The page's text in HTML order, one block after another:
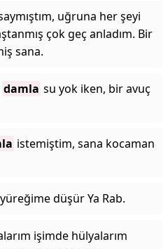
uğruna her şeyi
çok geç anladım. Bir
sana.
damla su yok iken, bir avuç
istemiştim, sana kocaman
yüreğime düşür Ya Rab.
işimde hülyalarım